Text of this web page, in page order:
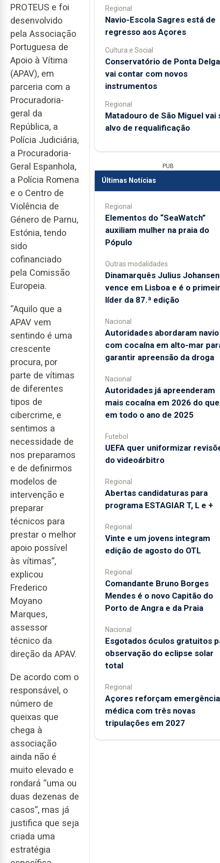
PROTEUS e foi
desenvolvido
pela Associação
Portuguesa de
Apoio à Vítima
(APAV), em
parceria com a
Procuradoria-
geral da
República, a
Polícia Judiciária,
a Procuradoria-
Geral Espanhola,
a Polícia Romena
e o Centro de
Violência de
Género de Parnu,
Estónia, tendo
sido
cofinanciado
pela Comissão
Europeia.
“Aquilo que a
APAV vem
sentindo é uma
crescente
procura, por
parte de vítimas
de diferentes
tipos de
cibercrime, e
sentimos a
necessidade de
nos preparamos
e de definirmos
modelos de
intervenção e
preparar
técnicos para
prestar o melhor
apoio possível
às vítimas”,
explicou
Frederico
Moyano
Marques,
assessor
técnico da
direção da APAV.
De acordo com o
responsável, o
número de
queixas que
chega à
associação
ainda não é
muito elevado e
rondará “uma ou
duas dezenas de
casos”, mas já
justifica que seja
criada uma
estratégia
Regional
Navio-Escola Sagres está de
regresso aos Açores
Cultura e Social
Conservatório de Ponta
vai contar com novos
instrumentos
Regional
Matadouro de São Miguel vai
alvo de requalificação
PUB
Últimas Notícias
Regional
​Elementos do “SeaWatch”
auxiliam mulher na praia do
Pópulo
Outras modalidades
Dinamarquês Julius Johansen
vence em Lisboa e é o
líder da 87.ª edição
Nacional
Autoridades abordaram navio
com cocaína em alto-mar
garantir apreensão da droga
Nacional
Autoridades já apreenderam
mais cocaína em 2026 do que
em todo o ano de 2025
Futebol
UEFA quer uniformizar
do videoárbitro
Regional
Abertas candidaturas para
programa ESTAGIAR T, L e +
Regional
Vinte e um jovens integram
edição de agosto do OTL
Regional
Comandante Bruno Borges
Mendes é o novo Capitão do
Porto de Angra e da Praia
Nacional
Esgotados óculos gratuitos
observação do eclipse solar
total
Regional
Açores reforçam emergência
médica com três novas
tripulações em 2027